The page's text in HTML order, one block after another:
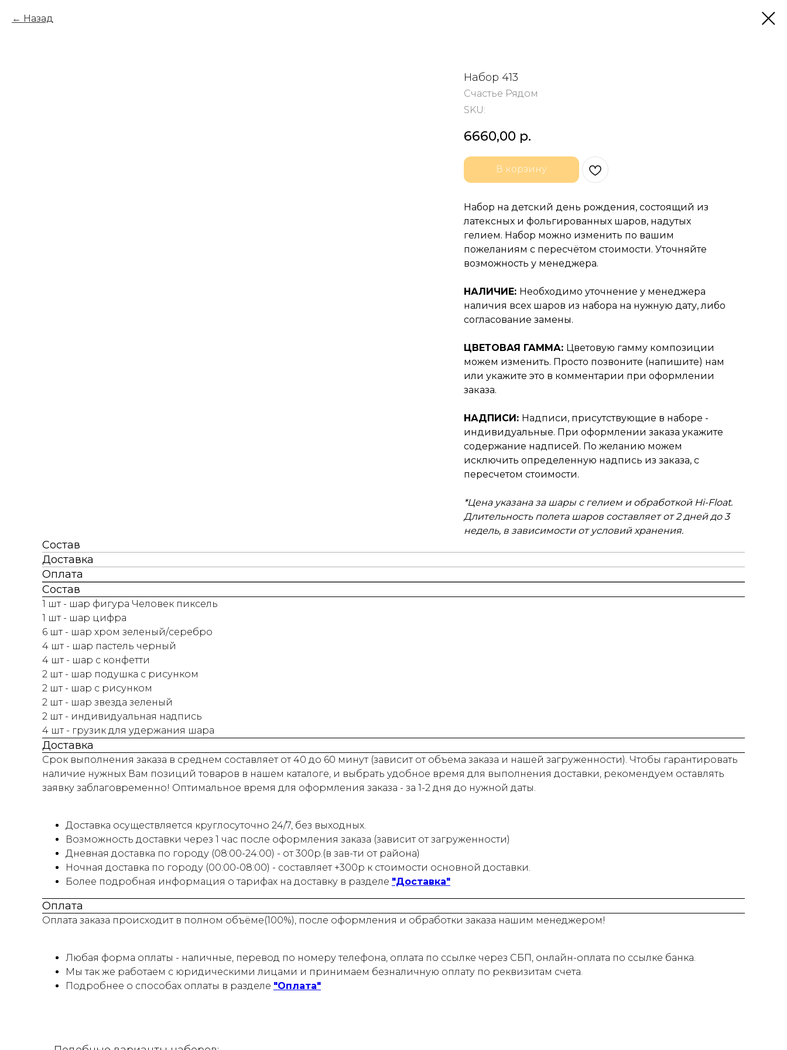
Назад
Набор 413
Счастье Рядом
SKU:
6660,00 р.
В корзину
Набор на детский день рождения, состоящий из
латексных и фольгированных шаров, надутых
гелием. Набор можно изменить по вашим
пожеланиям с пересчётом стоимости. Уточняйте
возможность у менеджера.
НАЛИЧИЕ: Необходимо уточнение у менеджера
наличия всех шаров из набора на нужную дату, либо
согласование замены.
ЦВЕТОВАЯ ГАММА: Цветовую гамму композиции
можем изменить. Просто позвоните (напишите) нам
или укажите это в комментарии при оформлении
заказа.
НАДПИСИ: Надписи, присутствующие в наборе -
индивидуальные. При оформлении заказа укажите
содержание надписей. По желанию можем
исключить определенную надпись из заказа, с
пересчетом стоимости.
*Цена указана за шары с гелием и обработкой Hi-Float.
Длительность полета шаров составляет от 2 дней до 3
недель, в зависимости от условий хранения.
Состав
Доставка
Оплата
Состав
1 шт - шар фигура Человек пиксель
1 шт - шар цифра
6 шт - шар хром зеленый/серебро
4 шт - шар пастель черный
4 шт - шар с конфетти
2 шт - шар подушка с рисунком
2 шт - шар с рисунком
2 шт - шар звезда зеленый
2 шт - индивидуальная надпись
4 шт - грузик для удержания шара
Доставка
Срок выполнения заказа в среднем составляет от 40 до 60 минут (зависит от объема заказа и нашей загруженности). Чтобы гарантировать
наличие нужных Вам позиций товаров в нашем каталоге, и выбрать удобное время для выполнения доставки, рекомендуем оставлять
заявку заблаговременно! Оптимальное время для оформления заказа - за 1-2 дня до нужной даты.
Доставка осуществляется круглосуточно 24/7, без выходных.
Возможность доставки через 1 час после оформления заказа (зависит от загруженности)
Дневная доставка по городу (08:00-24:00) - от 300р.(в зав-ти от района)
Ночная доставка по городу (00:00-08:00) - составляет +300р к стоимости основной доставки.
Более подробная информация о тарифах на доставку в разделе "Доставка"
Оплата
Оплата заказа происходит в полном объёме(100%), после оформления и обработки заказа нашим менеджером!
Любая форма оплаты - наличные, перевод по номеру телефона, оплата по ссылке через СБП, онлайн-оплата по ссылке банка.
Мы так же работаем с юридическими лицами и принимаем безналичную оплату по реквизитам счета.
Подробнее о способах оплаты в разделе "Оплата"